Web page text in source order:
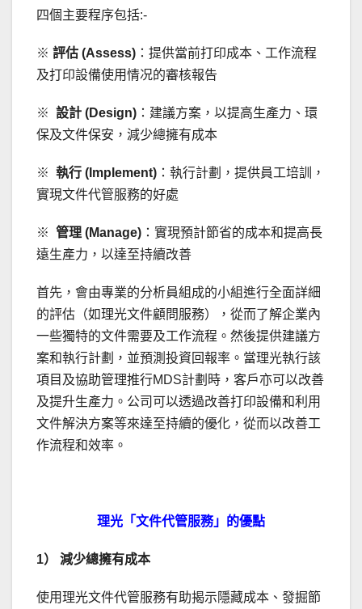
四個主要程序包括:-
※ 評估 (Assess) ：提供當前打印成本、工作流程
及打印設備使用情况的審核報告
※ 設計 (Design) ：建議方案，以提高生產力、環
保及文件保安，減少總擁有成本
※ 執行 (Implement) ：執行計劃，提供員工培訓，
實現文件代管服務的好處
※ 管理 (Manage) ：實現預計節省的成本和提高長
遠生產力，以達至持續改善
首先，會由專業的分析員組成的小組進行全面詳細
的評估（如理光文件顧問服務），從而了解企業內
一些獨特的文件需要及工作流程。然後提供建議方
案和執行計劃，並預測投資回報率。當理光執行該
項目及協助管理推行MDS計劃時，客戶亦可以改善
及提升生產力。公司可以透過改善打印設備和利用
文件解決方案等來達至持續的優化，從而以改善工
作流程和效率。
理光「文件代管服務」的優點
1） 減少總擁有成本
使用理光文件代管服務有助揭示隱藏成本、發掘節